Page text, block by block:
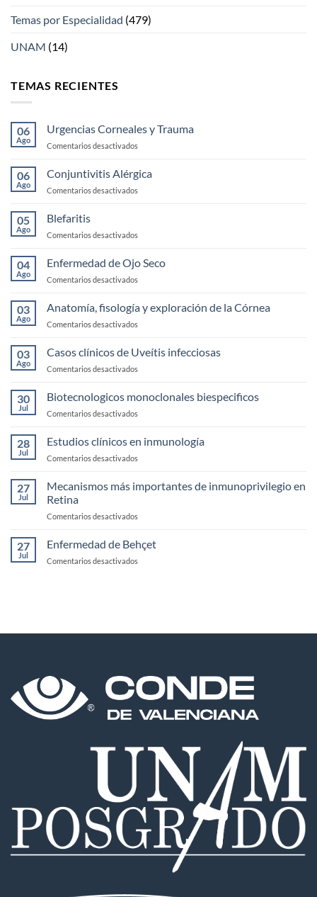
Temas por Especialidad (479)
UNAM (14)
TEMAS RECIENTES
06
Ago
Urgencias Corneales y Trauma
Comentarios desactivados
Corneales
y
Trauma
06
Ago
Conjuntivitis Alérgica
Comentarios desactivados
05
Ago
Blefaritis
Comentarios desactivados
04
Ago
Enfermedad de Ojo Seco
Comentarios desactivados
Ojo
Seco
03
Ago
Anatomía, fisología y exploración de la Córnea
Comentarios desactivados
fisología
exploración
la
03
Ago
Casos clínicos de Uveítis infecciosas
Comentarios desactivados
clínicos
Uveítis
30
Jul
Biotecnologicos monoclonales biespecificos
Comentarios desactivados
monoclonales
28
Jul
Estudios clínicos en inmunología
Comentarios desactivados
en
27
Jul
Mecanismos más importantes de inmunoprivilegio en
Retina
Comentarios desactivados
importantes
de
27
Jul
Enfermedad de Behçet
Comentarios desactivados